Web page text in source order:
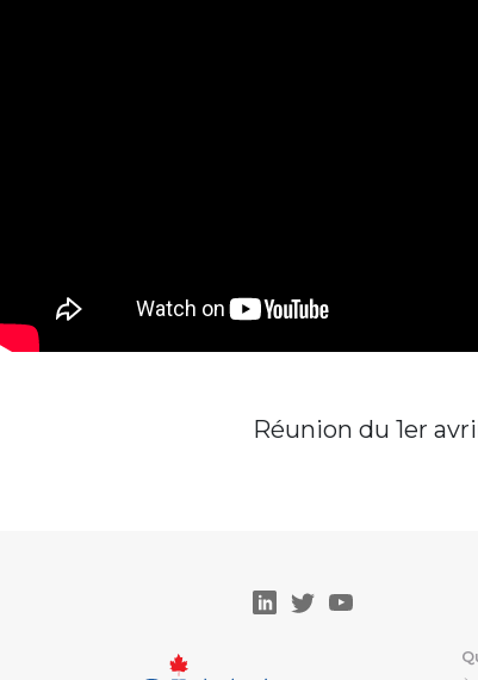
Réunion du 1er